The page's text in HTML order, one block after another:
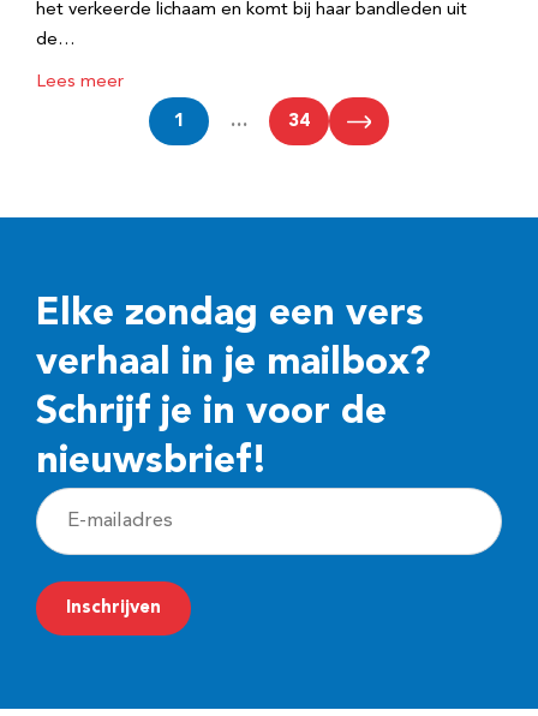
het verkeerde lichaam en komt bij haar bandleden uit
de…
Lees meer
1 … 34
Elke zondag een vers
verhaal in je mailbox?
Schrijf je in voor de
nieuwsbrief!
E
-
m
a
Inschrijven